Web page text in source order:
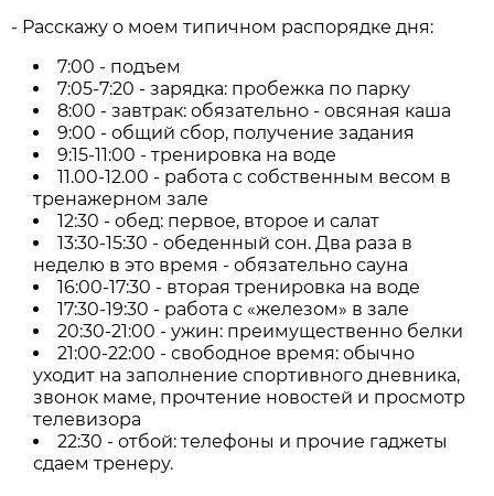
- Расскажу о моем типичном распорядке дня:
7:00 - подъем
7:05-7:20 - зарядка: пробежка по парку
8:00 - завтрак: обязательно - овсяная каша
9:00 - общий сбор, получение задания
9:15-11:00 - тренировка на воде
11.00-12.00 - работа с собственным весом в
тренажерном зале
12:30 - обед: первое, второе и салат
13:30-15:30 - обеденный сон. Два раза в
неделю в это время - обязательно сауна
16:00-17:30 - вторая тренировка на воде
17:30-19:30 - работа с «железом» в зале
20:30-21:00 - ужин: преимущественно белки
21:00-22:00 - свободное время: обычно
уходит на заполнение спортивного дневника,
звонок маме, прочтение новостей и просмотр
телевизора
22:30 - отбой: телефоны и прочие гаджеты
сдаем тренеру.